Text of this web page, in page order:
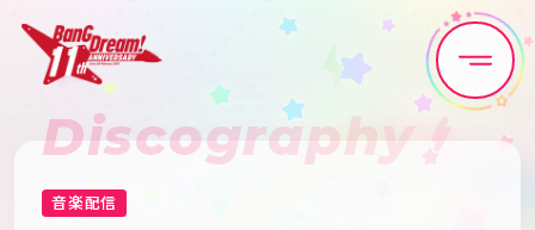
Home News
Live•Event
Discography
音楽配信